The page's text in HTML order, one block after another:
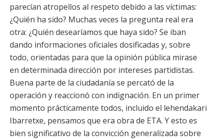
parecían atropellos al respeto debido a las víctimas:
¿Quién ha sido? Muchas veces la pregunta real era
otra: ¿Quién desearíamos que haya sido? Se iban
dando informaciones oficiales dosificadas y, sobre
todo, orientadas para que la opinión pública mirase
en determinada dirección por intereses partidistas.
Buena parte de la ciudadanía se percató de la
operación y reaccionó con indignación. En un primer
momento prácticamente todos, incluido el lehendakari
Ibarretxe, pensamos que era obra de ETA. Y esto es
bien significativo de la convicción generalizada sobre